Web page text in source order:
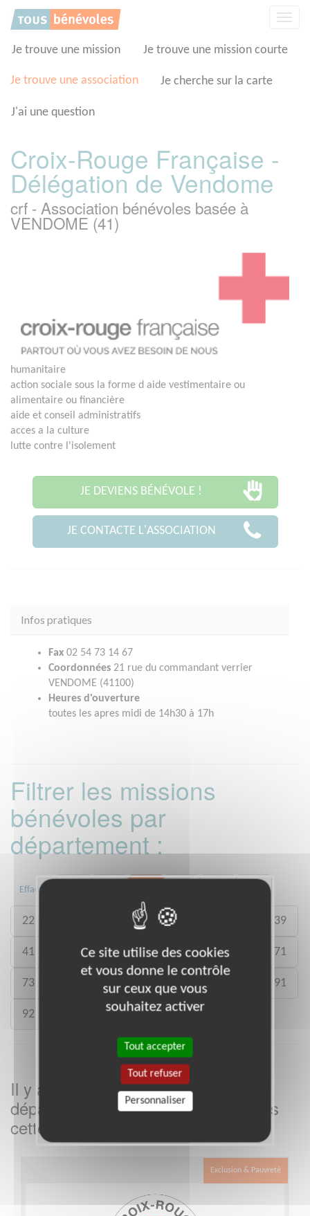
Je trouve une mission Je trouve une mission courte
Je trouve une association Je cherche sur la carte
J'ai une question
Croix-Rouge Française -
Délégation de Vendome
crf - Association bénévoles basée à
VENDOME (41)
humanitaire
action sociale sous la forme d aide vestimentaire ou
alimentaire ou financière
aide et conseil administratifs
acces a la culture
lutte contre l'isolement
JE DEVIENS BÉNÉVOLE !
JE CONTACTE L'ASSOCIATION
Infos pratiques
Fax 02 54 73 14 67
Coordonnées 21 rue du commandant verrier
VENDOME (41100)
Heures d'ouverture
toutes les apres midi de 14h30 à 17h
Filtrer les missions
bénévoles par
département :
Effacer
22 29 33 39
41 49 50 54 59 71
73 77 78 80 88 91
92 988
Il y a
missions bénévoles dans le
département
Bouches-du-Rhône
dans
cette association
Exclusion & Pauvreté
Panneau de gestion des cookies
Ce site utilise des cookies
et vous donne le contrôle
sur ceux que vous
souhaitez activer
Tout accepter
Tout refuser
Personnaliser